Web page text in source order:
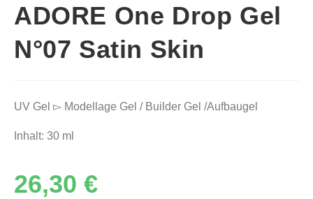
ADORE One Drop Gel
N°07 Satin Skin
UV Gel ▻ Modellage Gel / Builder Gel /Aufbaugel
Inhalt: 30 ml
26,30 €